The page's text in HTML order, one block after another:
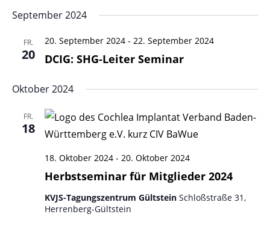
September 2024
FR.
20 DCIG: SHG-Leiter Seminar
20. September 2024- 22. September 2024
Oktober 2024
FR.
18
Herbstseminar für Mitglieder 2024
18. Oktober 2024- 20. Oktober 2024
KVJS-Tagungszentrum Gültstein Schloßstraße 31,
Herrenberg-Gültstein